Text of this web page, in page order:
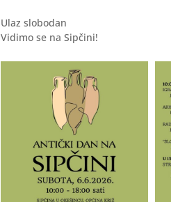
Ulaz slobodan
Vidimo se na Sipčini!